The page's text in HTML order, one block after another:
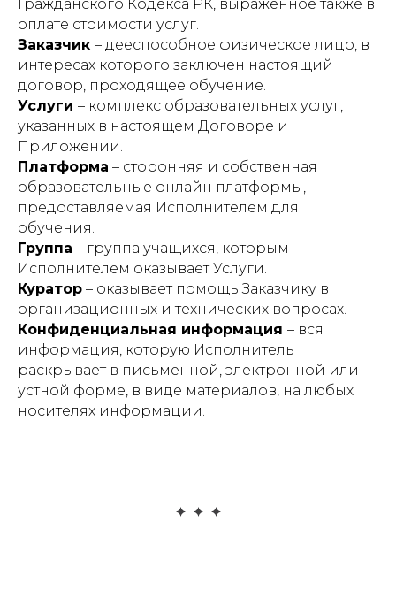
Гражданского Кодекса РК, выраженное также в
оплате стоимости услуг.
Заказчик – дееспособное физическое лицо, в
интересах которого заключен настоящий
договор, проходящее обучение.
Услуги – комплекс образовательных услуг,
указанных в настоящем Договоре и
Приложении.
Платформа – сторонняя и собственная
образовательные онлайн платформы,
предоставляемая Исполнителем для
обучения.
Группа – группа учащихся, которым
Исполнителем оказывает Услуги.
Куратор – оказывает помощь Заказчику в
организационных и технических вопросах.
Конфиденциальная информация – вся
информация, которую Исполнитель
раскрывает в письменной, электронной или
устной форме, в виде материалов, на любых
носителях информации.